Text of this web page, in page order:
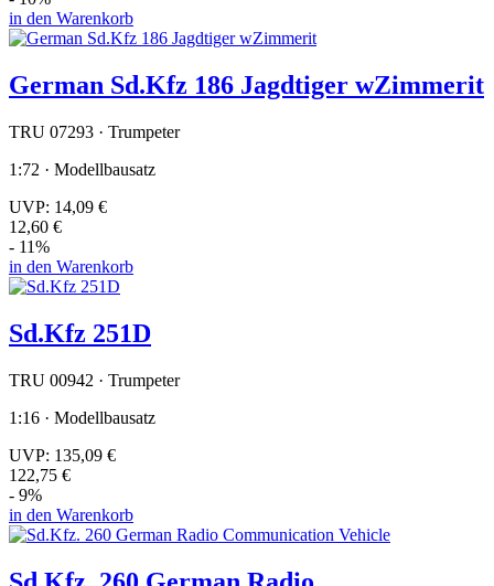
in den Warenkorb
German Sd.Kfz 186 Jagdtiger wZimmerit
TRU 07293 · Trumpeter
1:72 · Modellbausatz
UVP: 14,09 €
12,60 €
- 11%
in den Warenkorb
Sd.Kfz 251D
TRU 00942 · Trumpeter
1:16 · Modellbausatz
UVP: 135,09 €
122,75 €
- 9%
in den Warenkorb